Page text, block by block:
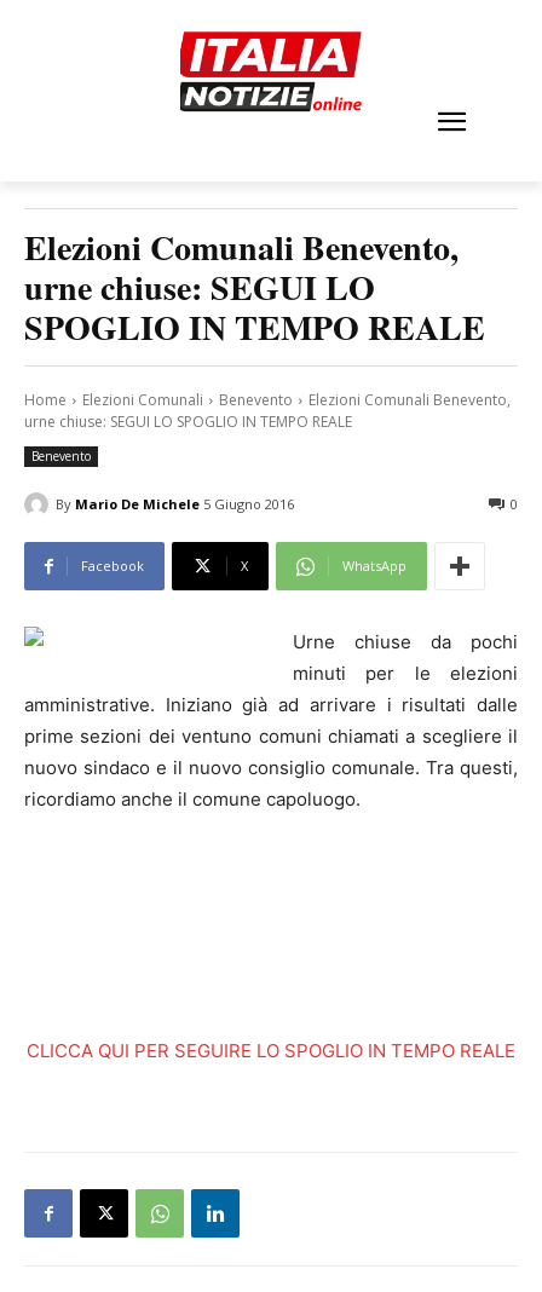
Elezioni Comunali Benevento,
urne chiuse: SEGUI LO
SPOGLIO IN TEMPO REALE
Home Elezioni Comunali Benevento
Elezioni Comunali Benevento,
urne chiuse: SEGUI LO SPOGLIO IN TEMPO REALE
Benevento
By Mario De Michele 5 Giugno 2016 0
Facebook X WhatsApp
Urne chiuse da pochi
minuti per le elezioni
amministrative. Iniziano già ad arrivare i risultati dalle
prime sezioni dei ventuno comuni chiamati a scegliere il
nuovo sindaco e il nuovo consiglio comunale. Tra questi,
ricordiamo anche il comune capoluogo.
CLICCA QUI PER SEGUIRE LO SPOGLIO IN TEMPO REALE